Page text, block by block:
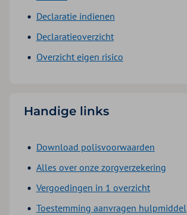
Declaratie indienen
Declaratieoverzicht
Overzicht eigen risico
Handige links
Download polisvoorwaarden
Alles over onze zorgverzekering
Vergoedingen in 1 overzicht
Toestemming aanvragen hulpmiddel